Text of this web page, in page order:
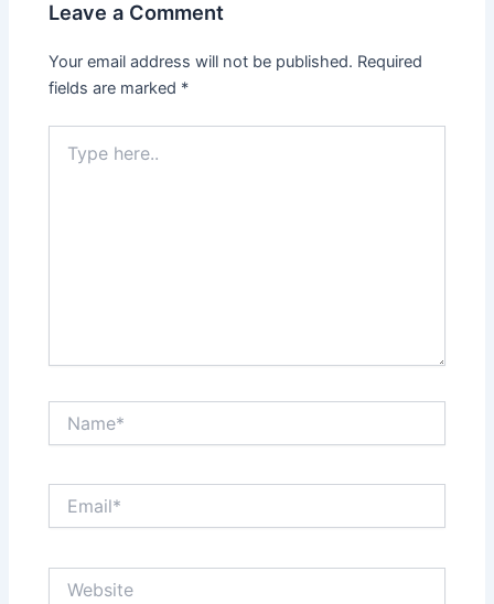
Leave a Comment
Your email address will not be published. Required
fields are marked *
here..